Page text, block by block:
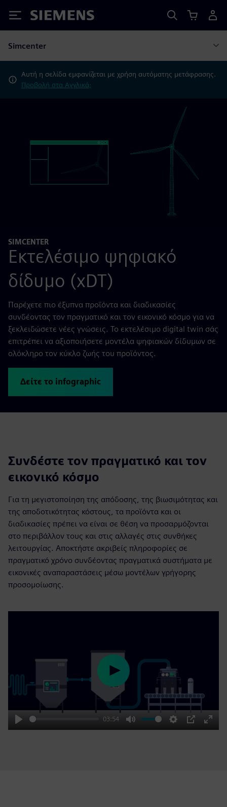
Siemens
Simcenter
Αυτή η σελίδα εμφανίζεται με χρήση αυτόματης μετάφρασης.
Προβολή στα Αγγλικά;
SIMCENTER
Εκτελέσιμο ψηφιακό
δίδυμο (xDT)
Παρέχετε πιο έξυπνα προϊόντα και διαδικασίες
συνδέοντας τον πραγματικό και τον εικονικό κόσμο για να
ξεκλειδώσετε νέες γνώσεις. Το εκτελέσιμο digital twin σάς
επιτρέπει να αξιοποιήσετε μοντέλα ψηφιακών δίδυμων σε
ολόκληρο τον κύκλο ζωής του προϊόντος.
Δείτε το infographic
Συνδέστε τον πραγματικό και τον
εικονικό κόσμο
Για τη μεγιστοποίηση της απόδοσης, της βιωσιμότητας και
της αποδοτικότητας κόστους, τα προϊόντα και οι
διαδικασίες πρέπει να είναι σε θέση να προσαρμόζονται
στο περιβάλλον τους και στις αλλαγές στις συνθήκες
λειτουργίας. Αποκτήστε ακριβείς πληροφορίες σε
πραγματικό χρόνο συνδέοντας πραγματικά συστήματα με
εικονικές αναπαραστάσεις μέσω μοντέλων γρήγορης
προσομοίωσης.
Play
03:54
Mute Settings
PIP
Enter
Play